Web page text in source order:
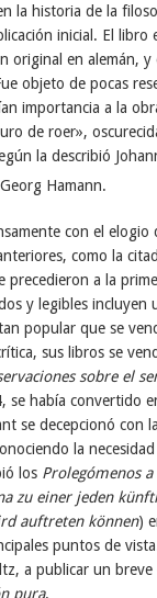
la historia de la
inicial. El libro
original en alemán,
objeto de pocas
importancia a la
de roer»,
la describió
Hamann.
con el elogio
como la
precedieron a la
y legibles incluyen
popular que se
sus libros se
sobre el
se había convertido
se decepcionó con
la
los Prolegómenos
zu einer jeden
auftreten können)
puntos de
a publicar un
pura.